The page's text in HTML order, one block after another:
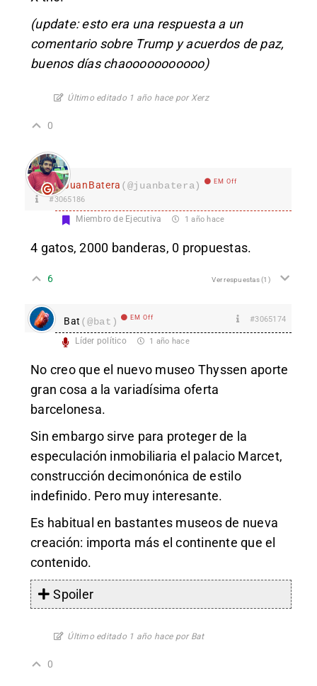
(update: esto era una respuesta a un
comentario sobre Trump y acuerdos de paz,
buenos días chaooooooooooo)
Último editado 1 año hace por Xerz
0
JuanBatera (@juanbatera) EM Off
#3065186
Miembro de Ejecutiva 1 año hace
4 gatos, 2000 banderas, 0 propuestas.
6 Ver respuestas(1)
Bat (@bat) EM Off #3065174
Líder político 1 año hace
No creo que el nuevo museo Thyssen aporte
gran cosa a la variadísima oferta
barcelonesa.
Sin embargo sirve para proteger de la
especulación inmobiliaria el palacio Marcet,
construcción decimonónica de estilo
indefinido. Pero muy interesante.
Es habitual en bastantes museos de nueva
creación: importa más el continente que el
contenido.
Spoiler
Último editado 1 año hace por Bat
0